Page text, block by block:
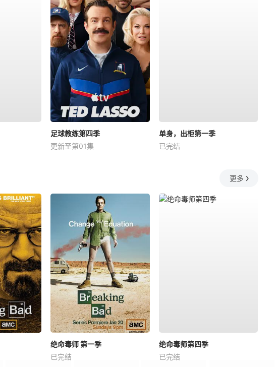
足球教练第四季
更新至第01集
单身，出柜第一季
已完结
更多
绝命毒师 第一季
已完结
绝命毒师第四季
已完结